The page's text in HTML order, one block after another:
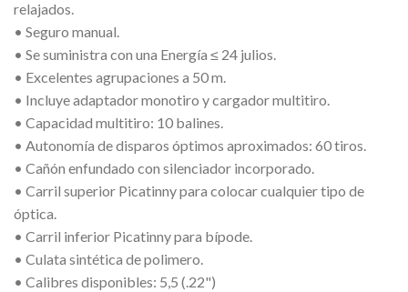
relajados.
• Seguro manual.
• Se suministra con una Energía ≤ 24 julios.
• Excelentes agrupaciones a 50 m.
• Incluye adaptador monotiro y cargador multitiro.
• Capacidad multitiro: 10 balines.
• Autonomía de disparos óptimos aproximados: 60 tiros.
• Cañón enfundado con silenciador incorporado.
• Carril superior Picatinny para colocar cualquier tipo de
óptica.
• Carril inferior Picatinny para bípode.
• Culata sintética de polimero.
• Calibres disponibles: 5,5 (.22")